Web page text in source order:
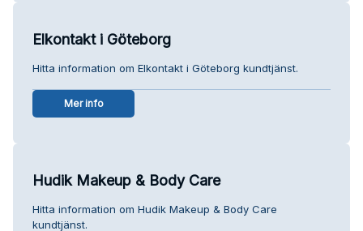
Elkontakt i Göteborg
Hitta information om Elkontakt i Göteborg kundtjänst.
Mer info
Hudik Makeup & Body Care
Hitta information om Hudik Makeup & Body Care
kundtjänst.